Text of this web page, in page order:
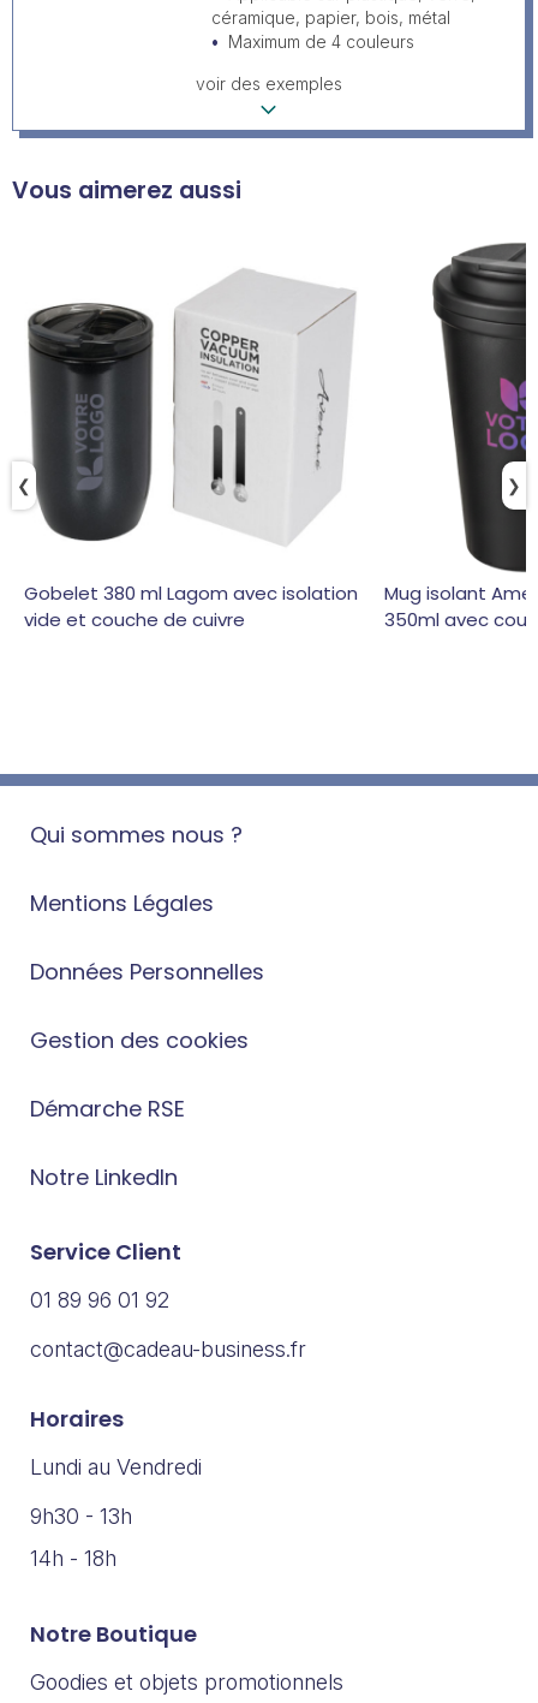
céramique, papier, bois, métal
Maximum de 4 couleurs
voir des exemples
Vous aimerez aussi
Gobelet 380 ml Lagom avec isolation
vide et couche de cuivre
Mug isolant
350ml avec
❯
❮
Qui sommes nous ?
Mentions Légales
Données Personnelles
Gestion des cookies
Démarche RSE
Notre LinkedIn
Service Client
01 89 96 01 92
contact@cadeau-business.fr
Horaires
Lundi au Vendredi
9h30 - 13h
14h - 18h
Notre Boutique
Goodies et objets promotionnels